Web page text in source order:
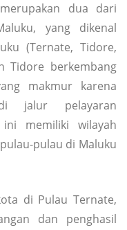
dua dari
yang dikenal
(Ternate, Tidore,
Tidore berkembang
makmur karena
jalur pelayaran
memiliki wilayah
pulau di Maluku
di Pulau Ternate,
dan penghasil